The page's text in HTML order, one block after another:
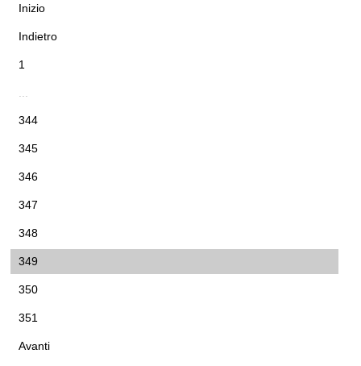
Inizio
Indietro
1
344
345
346
347
348
349
350
351
Avanti